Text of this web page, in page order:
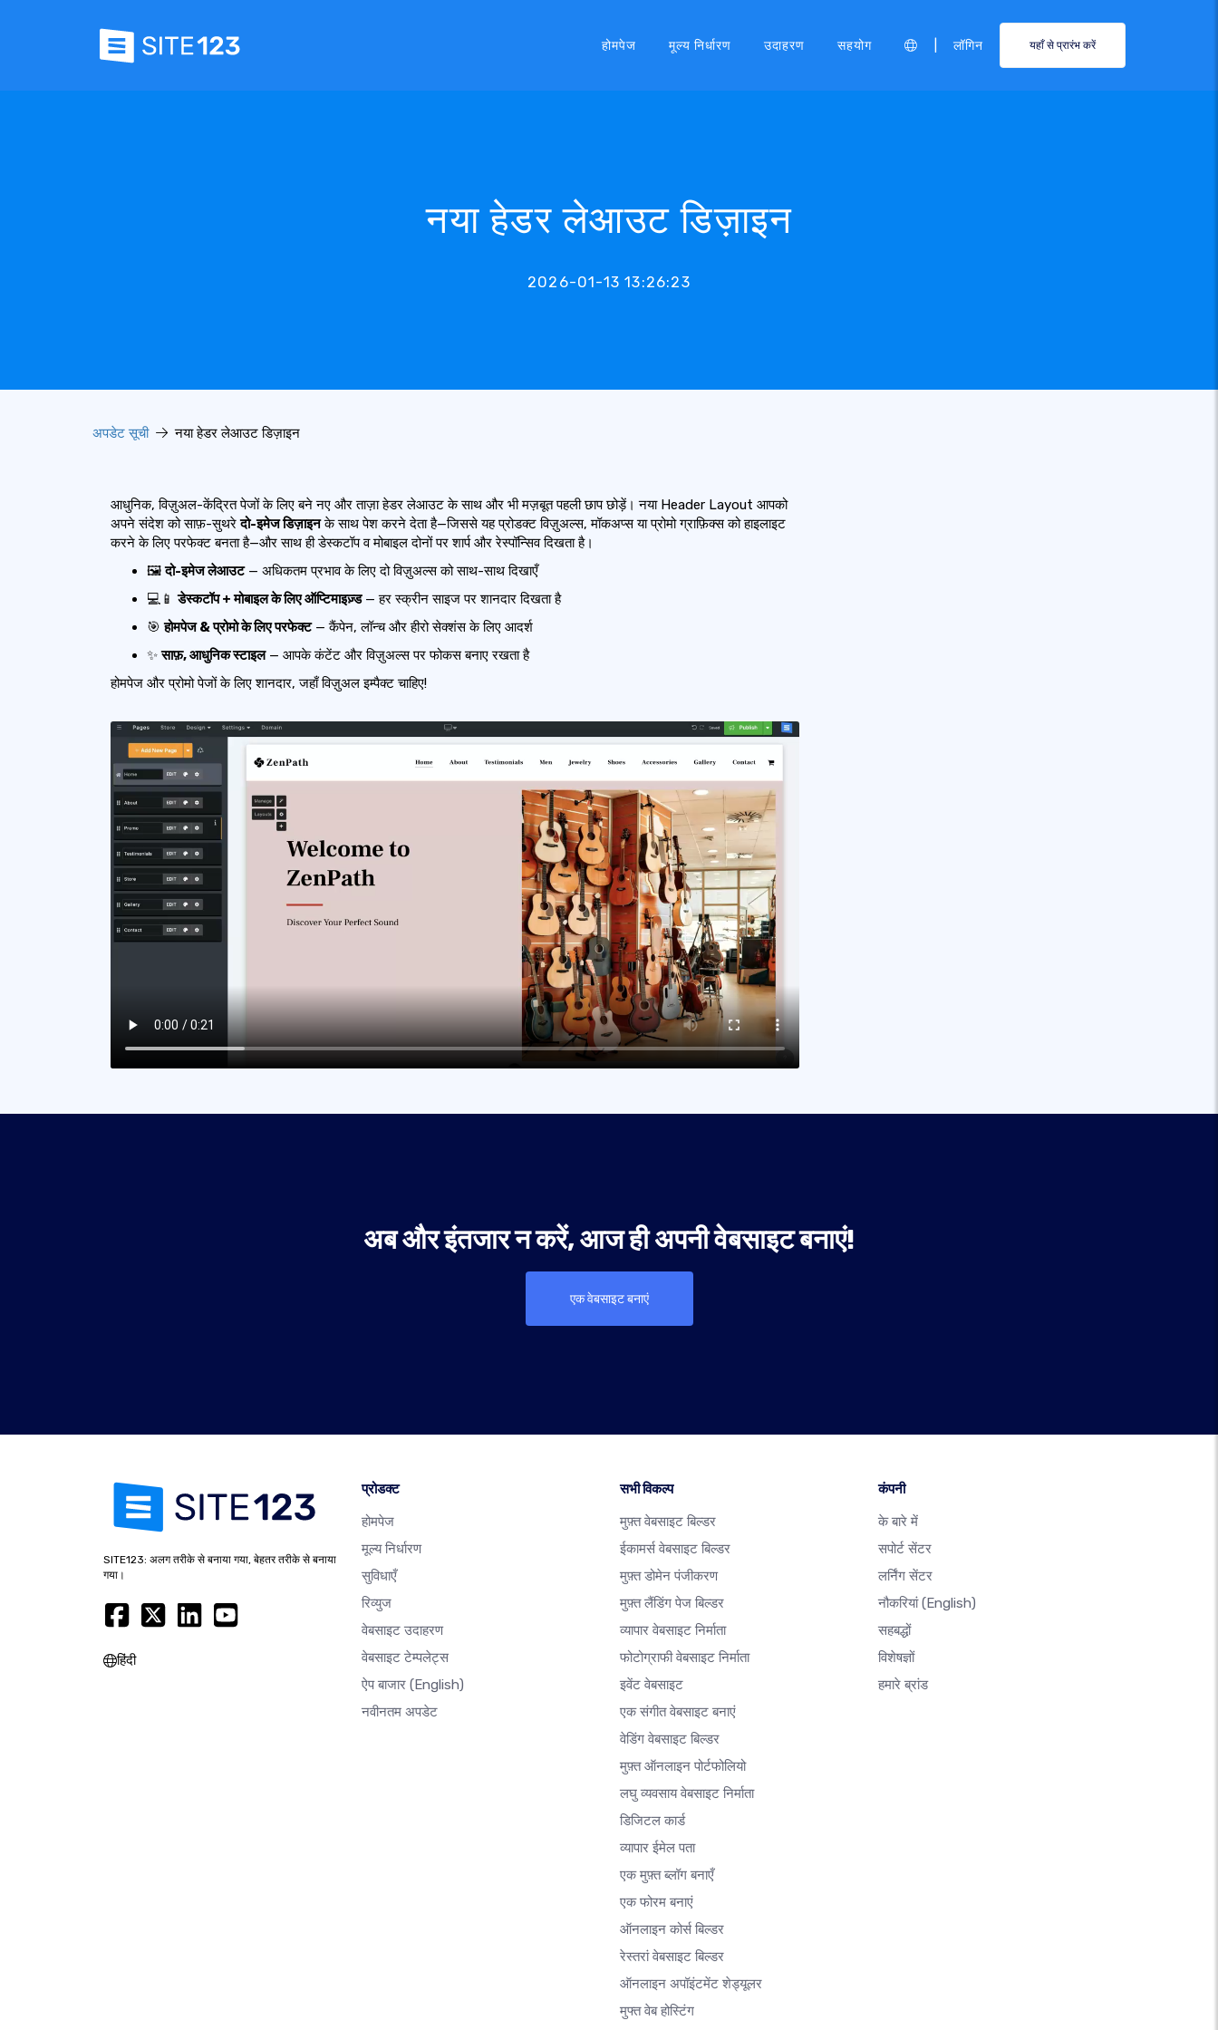
होमपेज मूल्य निर्धारण उदाहरण सहयोग लॉगिन यहाँ से प्रारंभ करें
नया हेडर लेआउट डिज़ाइन
2026-01-13 13:26:23
अपडेट सूची नया हेडर लेआउट डिज़ाइन
आधुनिक, विज़ुअल-केंद्रित पेजों के लिए बने नए और ताज़ा हेडर लेआउट के साथ और भी मज़बूत पहली छाप छोड़ें। नया Header Layout आपको
अपने संदेश को साफ़-सुथरेदो-इमेज डिज़ाइनके साथ पेश करने देता है—जिससे यह प्रोडक्ट विज़ुअल्स, मॉकअप्स या प्रोमो ग्राफ़िक्स को हाइलाइट
करने के लिए परफेक्ट बनता है—और साथ ही डेस्कटॉप व मोबाइल दोनों पर शार्प और रेस्पॉन्सिव दिखता है।
🖼️दो-इमेज लेआउट— अधिकतम प्रभाव के लिए दो विज़ुअल्स को साथ-साथ दिखाएँ
💻📱डेस्कटॉप + मोबाइल के लिए ऑप्टिमाइज़्ड— हर स्क्रीन साइज पर शानदार दिखता है
🎯होमपेज & प्रोमो के लिए परफेक्ट— कैंपेन, लॉन्च और हीरो सेक्शंस के लिए आदर्श
✨साफ़, आधुनिक स्टाइल— आपके कंटेंट और विज़ुअल्स पर फोकस बनाए रखता है
होमपेज और प्रोमो पेजों के लिए शानदार, जहाँ विज़ुअल इम्पैक्ट चाहिए!
अब और इंतजार न करें, आज ही अपनी वेबसाइट बनाएं!
एक वेबसाइट बनाएं
SITE123: अलग तरीके से बनाया गया, बेहतर तरीके से बनाया
गया।
हिंदी
प्रोडक्ट
होमपेज
मूल्य निर्धारण
सुविधाएँ
रिव्युज
वेबसाइट उदाहरण
वेबसाइट टेम्पलेट्स
ऐप बाजार (English)
नवीनतम अपडेट
सभी विकल्प
मुफ़्त वेबसाइट बिल्डर
ईकामर्स वेबसाइट बिल्डर
मुफ़्त डोमेन पंजीकरण
मुफ़्त लैंडिंग पेज बिल्डर
व्यापार वेबसाइट निर्माता
फोटोग्राफी वेबसाइट निर्माता
इवेंट वेबसाइट
एक संगीत वेबसाइट बनाएं
वेडिंग वेबसाइट बिल्डर
मुफ़्त ऑनलाइन पोर्टफोलियो
लघु व्यवसाय वेबसाइट निर्माता
डिजिटल कार्ड
व्यापार ईमेल पता
एक मुफ़्त ब्लॉग बनाएँ
एक फोरम बनाएं
ऑनलाइन कोर्स बिल्डर
रेस्तरां वेबसाइट बिल्डर
ऑनलाइन अपॉइंटमेंट शेड्यूलर
मुफ्त वेब होस्टिंग
कंपनी
के बारे में
सपोर्ट सेंटर
लर्निंग सेंटर
नौकरियां(English)
सहबद्धों
विशेषज्ञों
हमारे ब्रांड